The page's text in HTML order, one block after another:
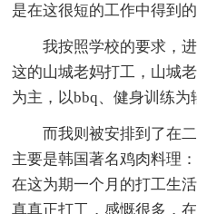
是在这很短的工作中得到的
我按照学校的要求，进
这的山城老妈打工，山城
为主，以bbq、健身训练为
而我则被安排到了在二
主要是韩国著名鸡肉料理
在这为期一个月的打工生
真真正打工，感慨很多，